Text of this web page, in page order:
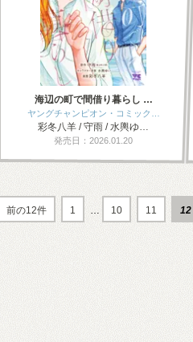
海辺の町で間借り暮らし …
ヤングチャンピオン・コミック…
彩冬八羊 / 守雨 / 水輿ゆ…
発売日：2026.01.20
前の12件 1 … 10 11 12